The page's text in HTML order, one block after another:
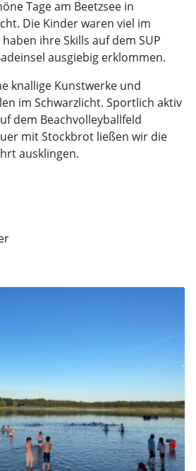
Tage am Beetzsee in
Die Kinder waren viel im
ihre Skills auf dem SUP
ausgiebig erklommen.
knallige Kunstwerke und
im Schwarzlicht. Sportlich aktiv
dem Beachvolleyballfeld
mit Stockbrot ließen wir die
ausklingen.